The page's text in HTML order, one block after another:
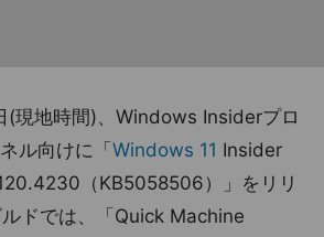
現地時間)、Windows Insiderプロ
ル向けに「 Windows 11 Insider
（KB5058506）」をリリ
ドでは、「Quick Machine